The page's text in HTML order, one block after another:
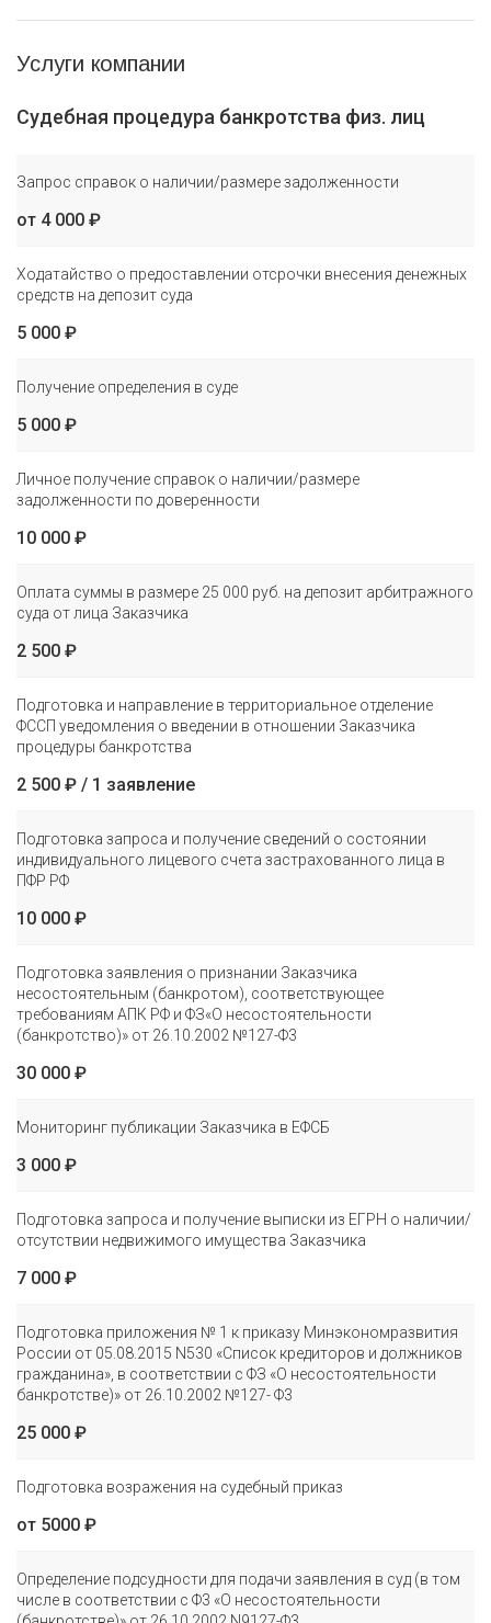
Услуги компании
Судебная процедура банкротства физ. лиц
Запрос справок о наличии/размере задолженности
от 4 000 ₽
Ходатайство о предоставлении отсрочки внесения денежных
средств на депозит суда
5 000 ₽
Получение определения в суде
5 000 ₽
Личное получение справок о наличии/размере
задолженности по доверенности
10 000 ₽
Оплата суммы в размере 25 000 руб. на депозит арбитражного
суда от лица Заказчика
2 500 ₽
Подготовка и направление в территориальное отделение
ФССП уведомления о введении в отношении Заказчика
процедуры банкротства
2 500 ₽ / 1 заявление
Подготовка запроса и получение сведений о состоянии
индивидуального лицевого счета застрахованного лица в
ПФР PФ
10 000 ₽
Подготовка заявления о признании Заказчика
несостоятельным (банкротом), соответствующее
требованиям АПК РФ и ФЗ«О несостоятельности
(банкротство)» от 26.10.2002 №127-Ф3
30 000 ₽
Мониторинг публикации Заказчика в ЕФСБ
3 000 ₽
Подготовка запроса и получение выписки из ЕГРН о наличии/
отсутствии недвижимого имущества Заказчика
7 000 ₽
Подготовка приложения № 1 к приказу Минэкономразвития
России от 05.08.2015 N530 «Список кредиторов и должников
гражданина», в соответствии с ФЗ «О несостоятельности
банкротстве)» от 26.10.2002 №127- Ф3
25 000 ₽
Подготовка возражения на судебный приказ
от 5000 ₽
Определение подсудности для подачи заявления в суд (в том
числе в соответствии с Ф3 «О несостоятельности